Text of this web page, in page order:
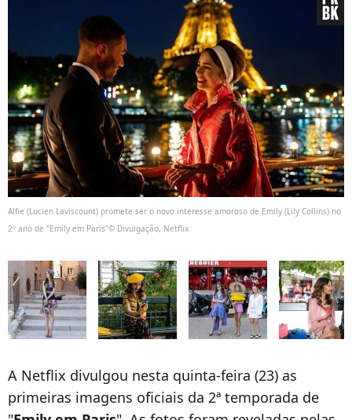
Alfie (Lucien Laviscount) promete ser o novo interesse amoroso de Emily (Lily Collins) no
2º ano de "Emily em Paris"© Divulgação, Netflix
A Netflix divulgou nesta quinta-feira (23) as
primeiras imagens oficiais da 2ª temporada de